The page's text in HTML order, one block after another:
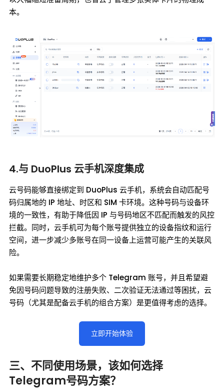
本。
4.与 DuoPlus 云手机深度集成
云号码能够直接绑定到 DuoPlus 云手机，系统会自动匹配号
码归属地的 IP 地址、时区和 SIM 卡环境。这种号码与设备环
境的一致性，有助于降低因 IP 与号码地区不匹配而触发的风控
拦截。同时，云手机可为每个账号提供独立的设备指纹和运行
空间，进一步减少多账号在同一设备上运营可能产生的关联风
险。
如果需要长期稳定地维护多个 Telegram 账号，并且希望避
免因号码问题导致的注册失败、二次验证无法通过等困扰，云
号码（尤其是配备云手机的组合方案）是更值得考虑的选择。
立即开始体验
三、不同使用场景，该如何选择
Telegram号码方案？